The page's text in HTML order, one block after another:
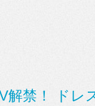
解禁！ ドレ